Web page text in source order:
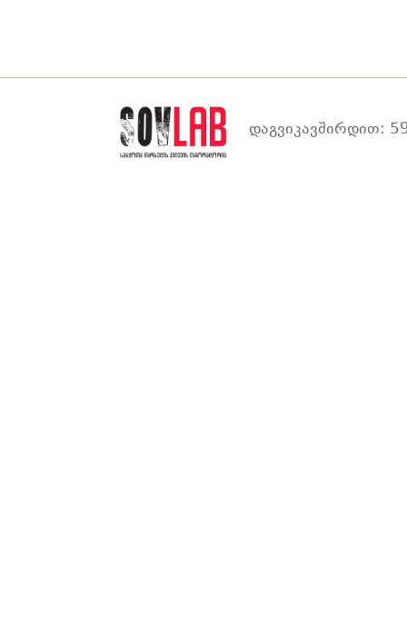
დაგვიკავშირდით: